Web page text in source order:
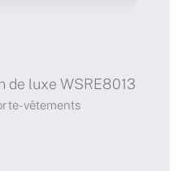
vêtements
de luxe WSRE8013
vêtements